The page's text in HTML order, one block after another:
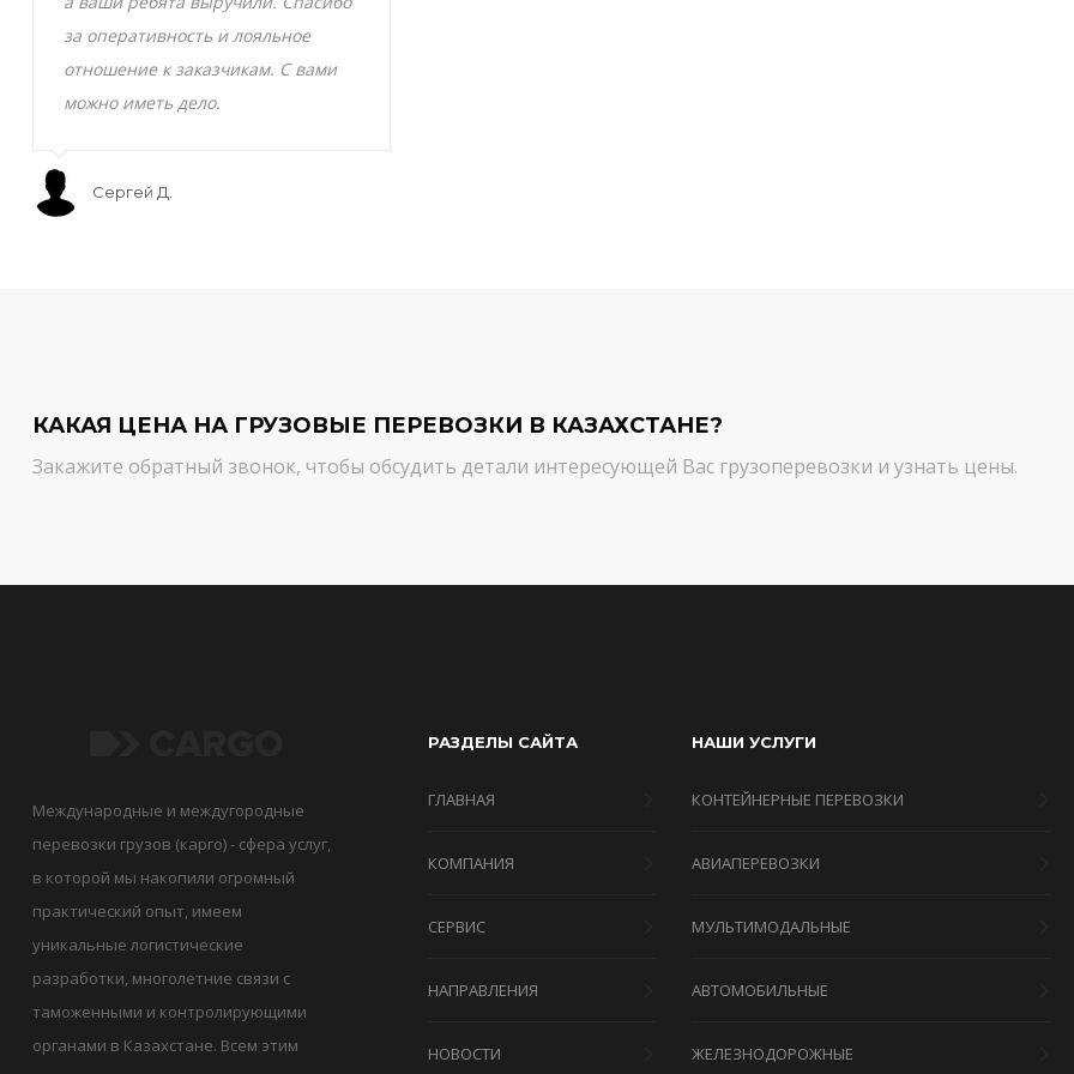
за оперативность и лояльное
отношение к заказчикам. С вами
можно иметь дело.
Сергей Д.
КАКАЯ ЦЕНА НА ГРУЗОВЫЕ ПЕРЕВОЗКИ В КАЗАХСТАНЕ?
Закажите обратный звонок, чтобы обсудить детали интересующей Вас грузоперевозки и узнать цены.
Международные и междугородные
перевозки грузов (карго) - сфера услуг,
в которой мы накопили огромный
практический опыт, имеем
уникальные логистические
разработки, многолетние связи с
таможенными и контролирующими
органами в Казахстане. Всем этим
РАЗДЕЛЫ САЙТА
ГЛАВНАЯ
КОМПАНИЯ
СЕРВИС
НАПРАВЛЕНИЯ
НОВОСТИ
НАШИ УСЛУГИ
КОНТЕЙНЕРНЫЕ ПЕРЕВОЗКИ
АВИАПЕРЕВОЗКИ
МУЛЬТИМОДАЛЬНЫЕ
АВТОМОБИЛЬНЫЕ
ЖЕЛЕЗНОДОРОЖНЫЕ